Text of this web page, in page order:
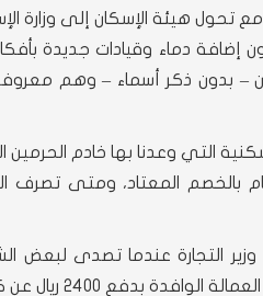
مع تحول هيئة الإسكان إلى
إضافة دماء وقيادات جديدة
– بدون ذكر أسماء – وهم
الأرض (300م) والوحدات السكنية التي
بالخصم المعتاد، ومتى تصرف
التجارة عندما تصدى لبعض
عن كل عامل وقبل ذلك برنامج نطاقات.